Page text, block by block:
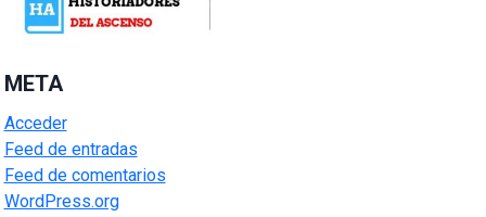
META
Acceder
Feed de entradas
Feed de comentarios
WordPress.org